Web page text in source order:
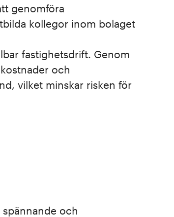
genomföra
kollegor inom bolaget
fastighetsdrift. Genom
och
vilket minskar risken för
och